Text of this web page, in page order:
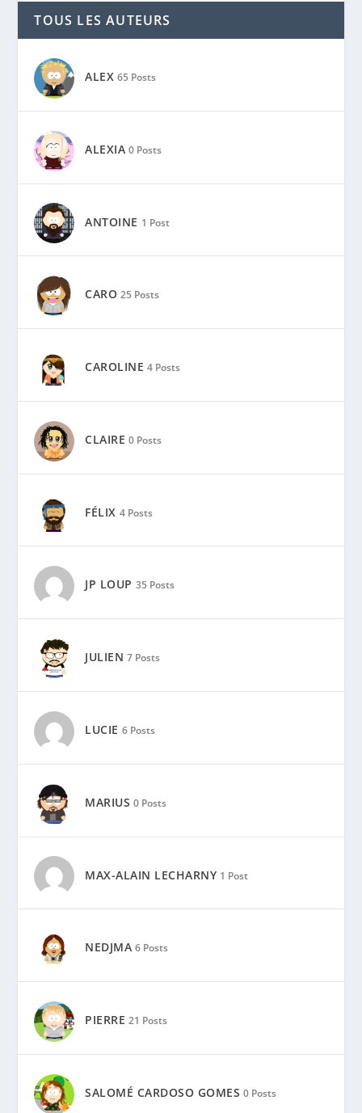
TOUS LES AUTEURS
ALEX 65 Posts
ALEXIA 0 Posts
ANTOINE 1 Post
CARO 25 Posts
CAROLINE 4 Posts
CLAIRE 0 Posts
FÉLIX 4 Posts
JP LOUP 35 Posts
JULIEN 7 Posts
LUCIE 6 Posts
MARIUS 0 Posts
MAX-ALAIN LECHARNY 1 Post
NEDJMA 6 Posts
PIERRE 21 Posts
SALOMÉ CARDOSO GOMES 0 Posts